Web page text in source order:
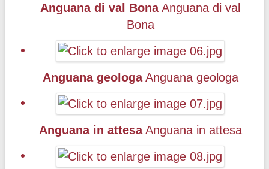
Anguana di val Bona Anguana di val
Bona
Anguana geologa Anguana geologa
Anguana in attesa Anguana in attesa